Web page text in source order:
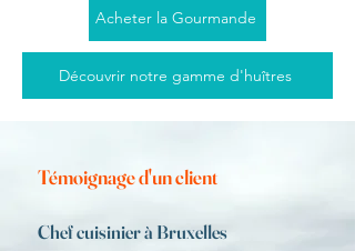
Acheter la Gourmande
Découvrir notre gamme d'huîtres
Chef cuisinier à Bruxelles
Témoignage d'unclient